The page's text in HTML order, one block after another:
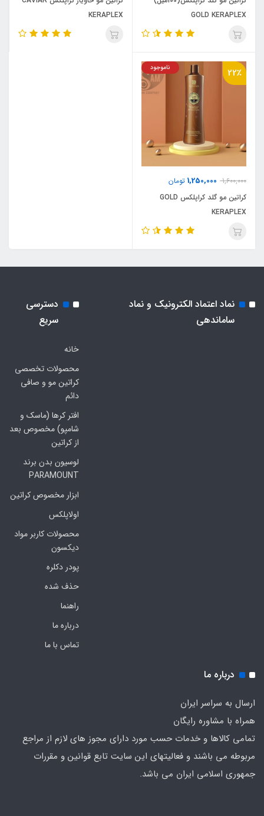
GOLD KERAPLEX
KERAPLEX
22٪
1,600,000
1,250,000 تومان
ناموجود
کراتین مو گلد کراپلکس GOLD
KERAPLEX
نماد اعتماد الکترونیک و نماد
ساماندهی
دسترسی
سریع
خانه
محصولات تخصصی
کراتین مو و صافی
دائم
افتر کرها (ماسک و
شامپو) مخصوص بعد
از کراتین
لوسیون بدن برند
PARAMOUNT
ابزار مخصوص کراتین
اولاپلکس
محصولات کاربر مواد
دیکسون
پودر دکلره
حذف شده
راهنما
درباره ما
تماس با ما
درباره ما
ارسال به سراسر ایران
همراه با مشاوره رایگان
تمامی کالاها و خدمات حسب مورد دارای مجوز های لازم از مراجع
مربوطه می باشند و فعالیتهای این سایت تابع قوانین و مقررات
جمهوری اسلامی ایران می باشد.